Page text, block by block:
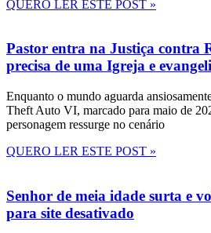
QUERO LER ESTE POST »
Pastor entra na Justiça contra
precisa de uma Igreja e
Enquanto o mundo aguarda
Theft Auto VI, marcado para maio de
personagem ressurge no cenário
QUERO LER ESTE POST »
Senhor de meia idade surta e
para site desativado